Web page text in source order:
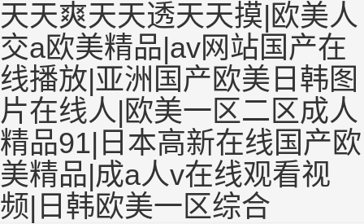
天天爽天天透天天摸|欧美人
交a欧美精品|av网站国产在
线播放|亚洲国产欧美日韩图
片在线人|欧美一区二区成人
精品91|日本高新在线国产欧
美精品|成a人v在线观看视
频|日韩欧美一区综合